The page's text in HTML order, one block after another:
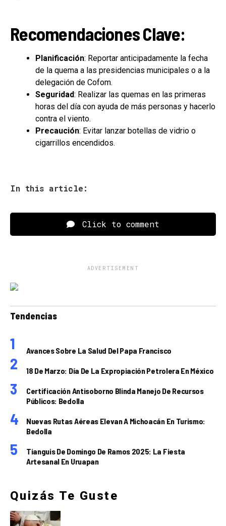
Recomendaciones Clave:
Planificación: Reportar anticipadamente la fecha
de la quema a las presidencias municipales o a la
delegación de Cofom.
Seguridad: Realizar las quemas en las primeras
horas del día con ayuda de más personas y hacerlo
contra el viento.
Precaución: Evitar lanzar botellas de vidrio o
cigarrillos encendidos.
In this article:
Click to comment
ADVERTISEMENT
Tendencias
Avances Sobre La Salud Del Papa Francisco
18 De Marzo: Día De La Expropiación Petrolera En México
Certificación Antisoborno Blinda Manejo De Recursos
Públicos: Bedolla
Nuevas Rutas Aéreas Elevan A Michoacán En Turismo:
Bedolla
Tianguis De Domingo De Ramos 2025: La Fiesta
Artesanal En Uruapan
Quizás Te Guste